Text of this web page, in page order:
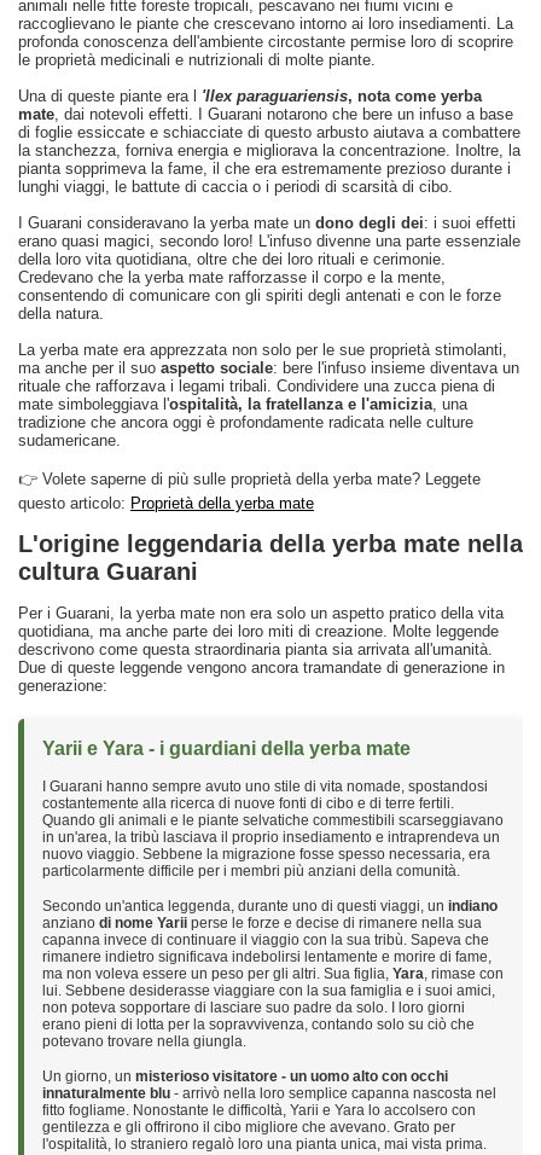
animali nelle fitte foreste tropicali, pescavano nei fiumi vicini e
raccoglievano le piante che crescevano intorno ai loro insediamenti. La
profonda conoscenza dell'ambiente circostante permise loro di scoprire
le proprietà medicinali e nutrizionali di molte piante.
Una di queste piante era l 'Ilex paraguariensis, nota come yerba
mate, dai notevoli effetti. I Guarani notarono che bere un infuso a base
di foglie essiccate e schiacciate di questo arbusto aiutava a combattere
la stanchezza, forniva energia e migliorava la concentrazione. Inoltre, la
pianta sopprimeva la fame, il che era estremamente prezioso durante i
lunghi viaggi, le battute di caccia o i periodi di scarsità di cibo.
I Guarani consideravano la yerba mate un dono degli dei: i suoi effetti
erano quasi magici, secondo loro! L'infuso divenne una parte essenziale
della loro vita quotidiana, oltre che dei loro rituali e cerimonie.
Credevano che la yerba mate rafforzasse il corpo e la mente,
consentendo di comunicare con gli spiriti degli antenati e con le forze
della natura.
La yerba mate era apprezzata non solo per le sue proprietà stimolanti,
ma anche per il suo aspetto sociale: bere l'infuso insieme diventava un
rituale che rafforzava i legami tribali. Condividere una zucca piena di
mate simboleggiava l'ospitalità, la fratellanza e l'amicizia, una
tradizione che ancora oggi è profondamente radicata nelle culture
sudamericane.
👉 Volete saperne di più sulle proprietà della yerba mate? Leggete
questo articolo: Proprietà della yerba mate
L'origine leggendaria della yerba mate nella
cultura Guarani
Per i Guarani, la yerba mate non era solo un aspetto pratico della vita
quotidiana, ma anche parte dei loro miti di creazione. Molte leggende
descrivono come questa straordinaria pianta sia arrivata all'umanità.
Due di queste leggende vengono ancora tramandate di generazione in
generazione:
Yarii e Yara - i guardiani della yerba mate
I Guarani hanno sempre avuto uno stile di vita nomade, spostandosi
costantemente alla ricerca di nuove fonti di cibo e di terre fertili.
Quando gli animali e le piante selvatiche commestibili scarseggiavano
in un'area, la tribù lasciava il proprio insediamento e intraprendeva un
nuovo viaggio. Sebbene la migrazione fosse spesso necessaria, era
particolarmente difficile per i membri più anziani della comunità.
Secondo un'antica leggenda, durante uno di questi viaggi, un indiano
anziano di nome Yarii perse le forze e decise di rimanere nella sua
capanna invece di continuare il viaggio con la sua tribù. Sapeva che
rimanere indietro significava indebolirsi lentamente e morire di fame,
ma non voleva essere un peso per gli altri. Sua figlia, Yara, rimase con
lui. Sebbene desiderasse viaggiare con la sua famiglia e i suoi amici,
non poteva sopportare di lasciare suo padre da solo. I loro giorni
erano pieni di lotta per la sopravvivenza, contando solo su ciò che
potevano trovare nella giungla.
Un giorno, un misterioso visitatore - un uomo alto con occhi
innaturalmente blu - arrivò nella loro semplice capanna nascosta nel
fitto fogliame. Nonostante le difficoltà, Yarii e Yara lo accolsero con
gentilezza e gli offrirono il cibo migliore che avevano. Grato per
l'ospitalità, lo straniero regalò loro una pianta unica, mai vista prima.